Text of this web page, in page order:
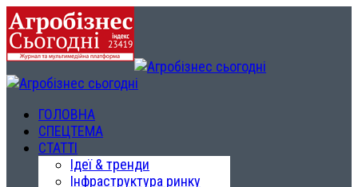
ГОЛОВНА
СПЕЦТЕМА
СТАТТІ
Ідеї & тренди
Інфраструктура ринку